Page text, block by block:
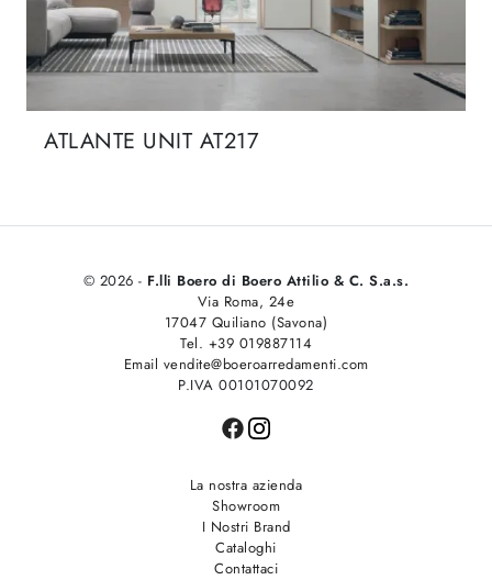
ATLANTE UNIT AT217
© 2026 - F.lli Boero di Boero Attilio & C. S.a.s.
Via Roma, 24e
17047 Quiliano (Savona)
Tel. +39 019887114
Email vendite@boeroarredamenti.com
P.IVA 00101070092
La nostra azienda
Showroom
I Nostri Brand
Cataloghi
Contattaci